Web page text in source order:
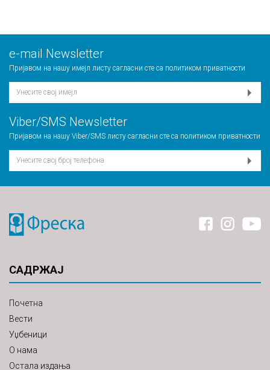
е-mail Newsletter
Пријавом на нашу имејл листу сагласни сте са политиком приватности
Viber/SMS Newsletter
Пријавом на нашу Viber/SMS листу сагласни сте са политиком приватности
САДРЖАЈ
Почетна
Вести
Уџбеници
О нама
Остала издања